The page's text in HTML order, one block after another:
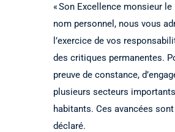
« Son Excellence monsieur
nom personnel, nous vous
l’exercice de vos
des critiques permanentes.
preuve de constance,
plusieurs secteurs
habitants. Ces avancées
déclaré.